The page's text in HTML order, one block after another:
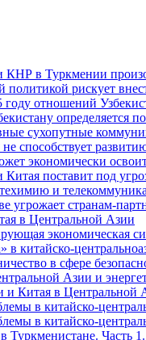
в Туркмении
политикой рискует
отношений
определяется
сухопутные
способствует
экономически
поставит под
и
угрожает странам-
в Центральной Азии
экономическая
в китайско-
в сфере
Азии и
и Китая в Центральной
в китайско-
в китайско-
Туркменистане. Часть 1.